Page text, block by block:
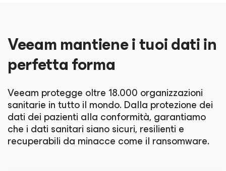
Veeam mantiene i tuoi dati in
perfetta forma
Veeam protegge oltre 18.000 organizzazioni
sanitarie in tutto il mondo. Dalla protezione dei
dati dei pazienti alla conformità, garantiamo
che i dati sanitari siano sicuri, resilienti e
recuperabili da minacce come il ransomware.